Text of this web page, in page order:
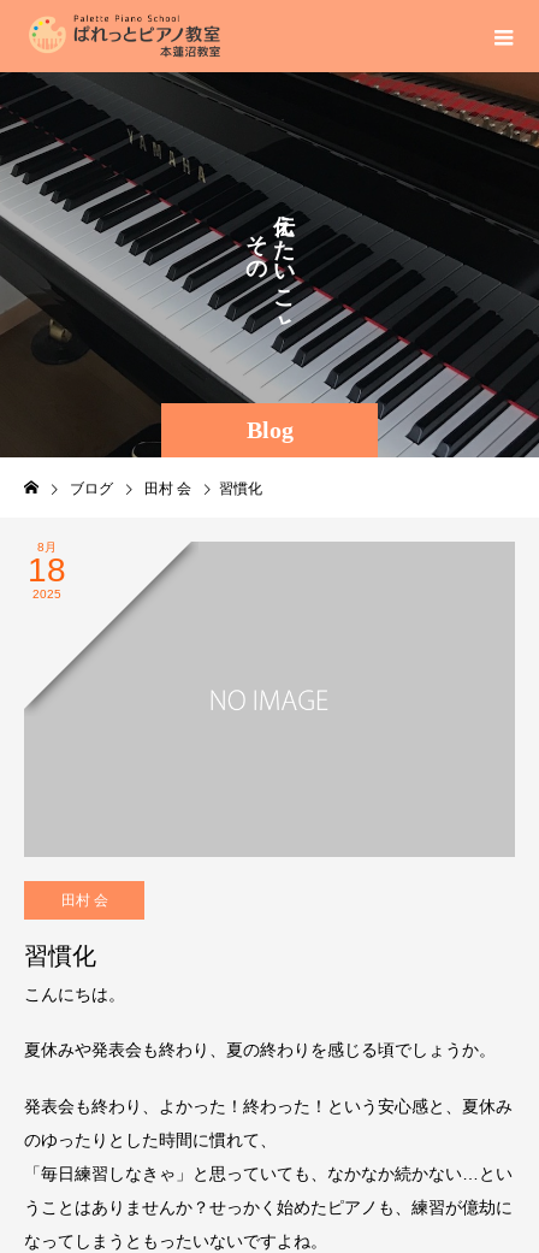
Blog
え
た
い
こ
と
そ
の
ま
ま
に
ブログ 田村 会 習慣化
8月
18
2025
田村 会
習慣化
こんにちは。
夏休みや発表会も終わり、夏の終わりを感じる頃でしょうか。
発表会も終わり、よかった！終わった！という安心感と、夏休み
のゆったりとした時間に慣れて、
「毎日練習しなきゃ」と思っていても、なかなか続かない…とい
うことはありませんか？せっかく始めたピアノも、練習が億劫に
なってしまうともったいないですよね。